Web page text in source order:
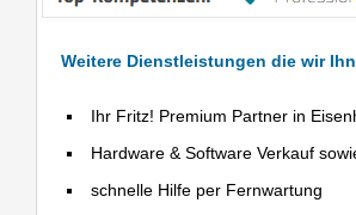
Weitere Dienstleistungen die wir
Ihr Fritz! Premium Partner in
Hardware & Software Verkauf
schnelle Hilfe per Fernwartung